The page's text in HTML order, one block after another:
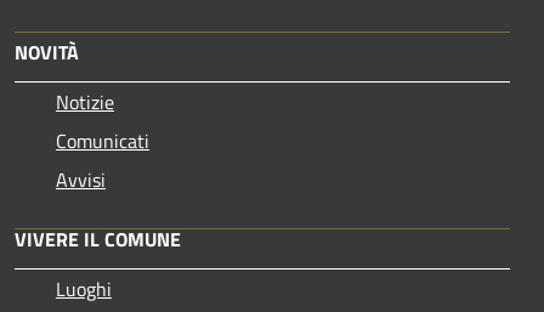
NOVITÀ
Notizie
Comunicati
Avvisi
VIVERE IL COMUNE
Luoghi